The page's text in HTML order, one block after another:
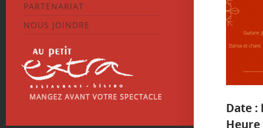
PARTENARIAT
NOUS JOINDRE
Date :
Heure